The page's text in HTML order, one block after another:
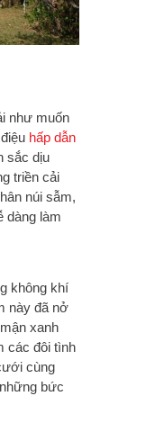
như muốn
hấp dẫn
sắc dịu
triền cải
núi sẫm,
dàng làm
không khí
này đã nở
xanh
các đôi tình
cùng
bức